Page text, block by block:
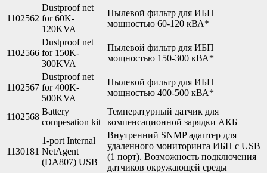
1102562
Dustproof net
for 60K-
120KVA
Пылевой фильтр для ИБП
мощностью 60-120 кВА*
1102566
Dustproof net
for 150K-
300KVA
Пылевой фильтр для ИБП
мощностью 150-300 кВА*
1102567
Dustproof net
for 400K-
500KVA
Пылевой фильтр для ИБП
мощностью 400-500 кВА*
1102568
Battery
compesation kit
Температурный датчик для
компенсационной зарядки АКБ
1130181
1-port Internal
NetAgent
(DA807) USB
Внутренний SNMP адаптер для
удаленного мониторинга ИБП с USB
(1 порт). Возможность подключения
датчиков окружающей среды